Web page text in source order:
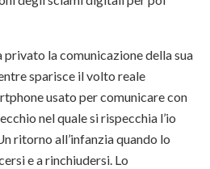
la comunicazione della sua
sparisce il volto reale
usato per comunicare con
nel quale si rispecchia l’io
ritorno all’infanzia quando lo
e a rinchiudersi. Lo